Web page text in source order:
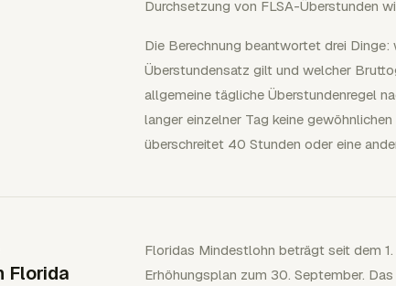
Durchsetzung von FLSA-Überstunden
Die Berechnung beantwortet drei
Überstundensatz gilt und welcher
allgemeine tägliche Überstundenregel
langer einzelner Tag keine
überschreitet 40 Stunden oder eine
Florida
Floridas Mindestlohn beträgt seit dem
Erhöhungsplan zum 30. September.